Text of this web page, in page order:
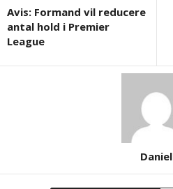
Avis: Formand vil reducere
antal hold i Premier
League
Daniel